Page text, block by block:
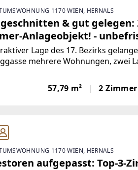
1170 WIEN, HERNALS
& gut gelegen:
Anlageobjekt! -
Lage des 17. Bezirks
mehrere Wohnungen, zwei
überwiegend befristet und
sowie einige leerstehende
57,79 m² 2 Zimmer
1170 WIEN, HERNALS
aufgepasst: Top-3-